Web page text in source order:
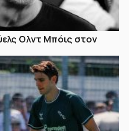
Ολντ Μπόις στον